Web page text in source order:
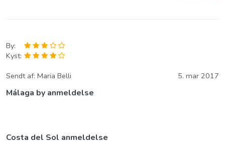
By:
Kyst:
Sendt af: Maria Belli 5. mar 2017
Málaga by anmeldelse
Costa del Sol anmeldelse